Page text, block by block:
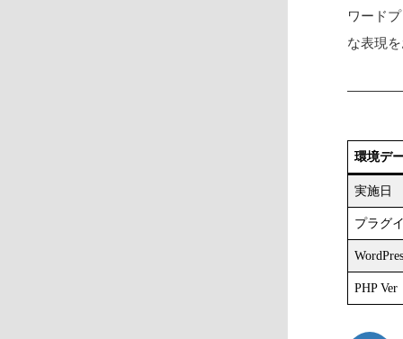
ワード
な表現
環境デ
実施日
プラグ
PHP Ver